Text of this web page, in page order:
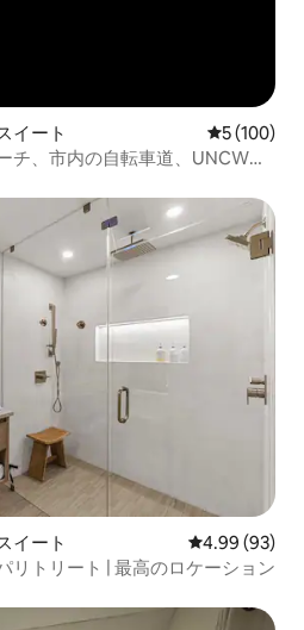
イート レビュー
5 (100)
チ、市内の自転車道、UNCWの
。
イート レビュー93
4.99 (93)
リトリート | 最高のロケーション